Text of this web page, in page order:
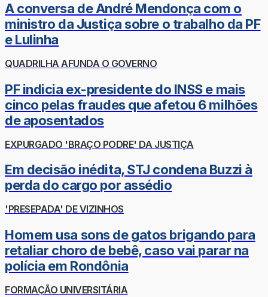
A conversa de André Mendonça com o
ministro da Justiça sobre o trabalho da PF
e Lulinha
QUADRILHA AFUNDA O GOVERNO
PF indicia ex-presidente do INSS e mais
cinco pelas fraudes que afetou 6 milhões
de aposentados
EXPURGADO 'BRAÇO PODRE' DA JUSTIÇA
Em decisão inédita, STJ condena Buzzi à
perda do cargo por assédio
'PRESEPADA' DE VIZINHOS
Homem usa sons de gatos brigando para
retaliar choro de bebê, caso vai parar na
polícia em Rondônia
FORMAÇÃO UNIVERSITÁRIA